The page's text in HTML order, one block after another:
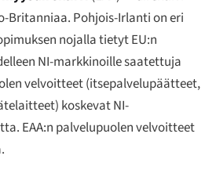
Britanniaa. Pohjois-Irlanti on eri
nojalla tietyt EU:n
NI-markkinoille saatettuja
velvoitteet (itsepalvelupäätteet,
koskevat NI-
EAA:n palvelupuolen velvoitteet